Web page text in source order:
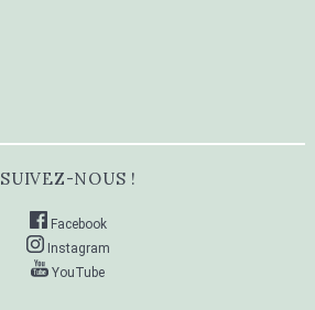
SUIVEZ-NOUS !
Facebook
Instagram
YouTube